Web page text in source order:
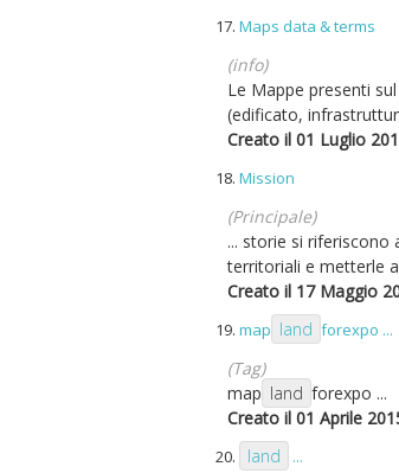
17. Maps data & terms
(info)
Le Mappe presenti
(edificato,
Creato il 01 Luglio
18. Mission
(Principale)
... storie si riferiscono
territoriali e metterle
Creato il 17 Maggio
19. map land forexpo ...
(Tag)
map land forexpo ...
Creato il 01 Aprile
20. land ...